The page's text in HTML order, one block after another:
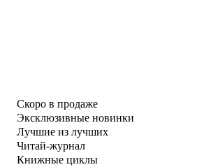
Скоро в продаже
Эксклюзивные новинки
Лучшие из лучших
Читай-журнал
Книжные циклы